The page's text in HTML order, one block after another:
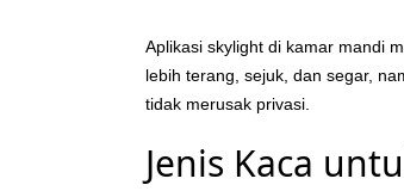
Aplikasi skylight di kamar mandi
lebih terang, sejuk, dan segar,
tidak merusak privasi.
Jenis Kaca